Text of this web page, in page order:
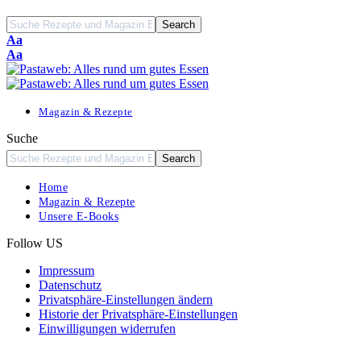
Font
Resizer
Aa
Font
Resizer
Aa
Magazin & Rezepte
Suche
Home
Magazin & Rezepte
Unsere E-Books
Follow US
Impressum
Datenschutz
Privatsphäre-Einstellungen ändern
Historie der Privatsphäre-Einstellungen
Einwilligungen widerrufen